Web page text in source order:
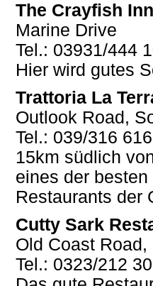
The Crayfish Inn
Marine Drive
Tel.: 03931/444
Hier wird gutes
Trattoria La
Outlook Road,
Tel.: 039/316
15km südlich
eines der
Restaurants der
Cutty Sark
Old Coast Road,
Tel.: 0323/212 30